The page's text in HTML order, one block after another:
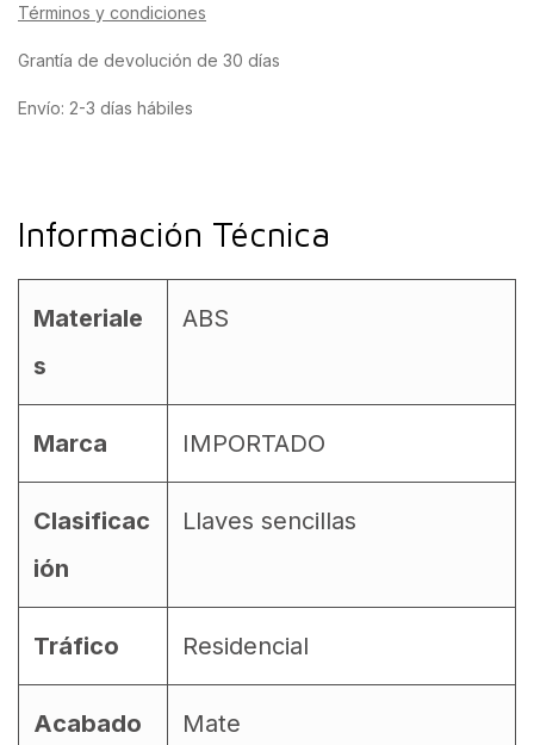
Términos y condiciones
Grantía de devolución de 30 días
Envío: 2-3 días hábiles
Información Técnica
Materiale
s
ABS
Marca IMPORTADO
Clasificac
ión
Llaves sencillas
Tráfico Residencial
Acabado Mate